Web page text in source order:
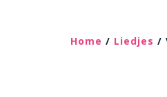
Home / Liedjes /